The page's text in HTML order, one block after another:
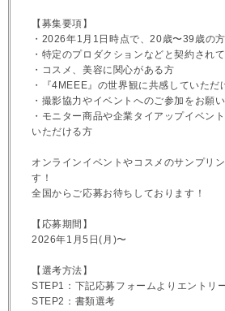
【募集要項】
・2026年1月1日時点で、20歳〜39歳の方
・特定のプロダクションなどと契約され
・コスメ、美容に関心がある方
・『4MEEE』の世界観に共感していただ
・撮影協力やイベントへのご参加をお願
・モニター商品や企業タイアップイベン
いただける方
オンラインイベントやコスメのサンプリ
す！
全国からご応募お待ちしております！
【応募期間】
2026年1月5日(月)〜
【選考方法】
STEP1：下記応募フォームよりエントリ
STEP2：書類選考